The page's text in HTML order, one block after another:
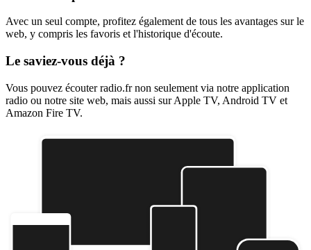
Avec un seul compte, profitez également de tous les avantages sur le
web, y compris les favoris et l'historique d'écoute.
Le saviez-vous déjà ?
Vous pouvez écouter radio.fr non seulement via notre application
radio ou notre site web, mais aussi sur Apple TV, Android TV et
Amazon Fire TV.